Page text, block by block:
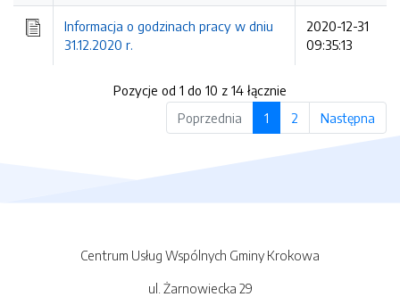
Informacja o godzinach pracy w dniu
31.12.2020 r.
2020-12-31
09:35:13
Pozycje od 1 do 10 z 14 łącznie
Poprzednia
1 2 Następna
Centrum Usług Wspólnych Gminy Krokowa
ul. Żarnowiecka 29